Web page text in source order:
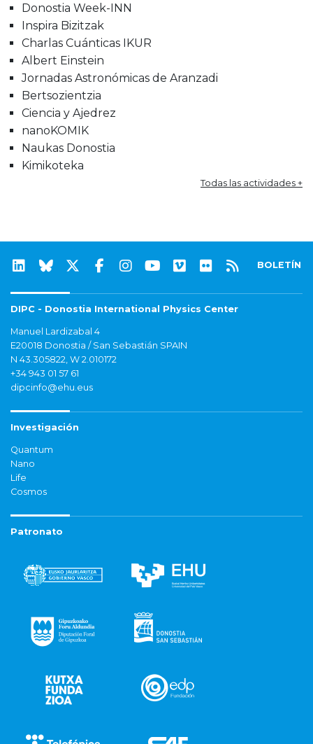
Donostia Week-INN
Inspira Bizitzak
Charlas Cuánticas IKUR
Albert Einstein
Jornadas Astronómicas de Aranzadi
Bertsozientzia
Ciencia y Ajedrez
nanoKOMIK
Naukas Donostia
Kimikoteka
Todas las actividades +
BOLETÍN
DIPC - Donostia International Physics Center
Manuel Lardizabal 4
E20018 Donostia / San Sebastián SPAIN
N 43.305822, W 2.010172
+34 943 01 57 61
dipcinfo@ehu.eus
Investigación
Quantum
Nano
Life
Cosmos
Patronato